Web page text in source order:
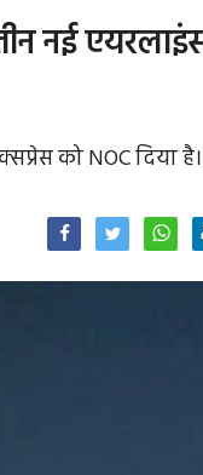
नई
को NOC दिया है।